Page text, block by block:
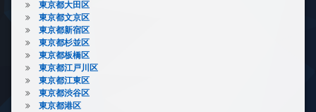
東京都大田区
東京都文京区
東京都新宿区
東京都杉並区
東京都板橋区
東京都江戸川区
東京都江東区
東京都渋谷区
東京都港区